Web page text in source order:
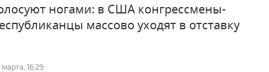
ногами: в США конгрессмены-
массово уходят в отставку
марта, 16:29